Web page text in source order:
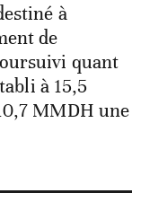
à
de
quant
à 15,5
MMDH une